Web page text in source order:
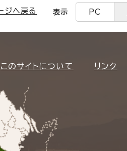
ジへ戻る 表示 PC
このサイトについて リンク